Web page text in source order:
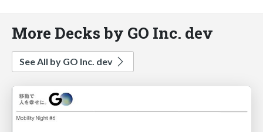
More Decks by GO Inc. dev
See All by GO Inc. dev